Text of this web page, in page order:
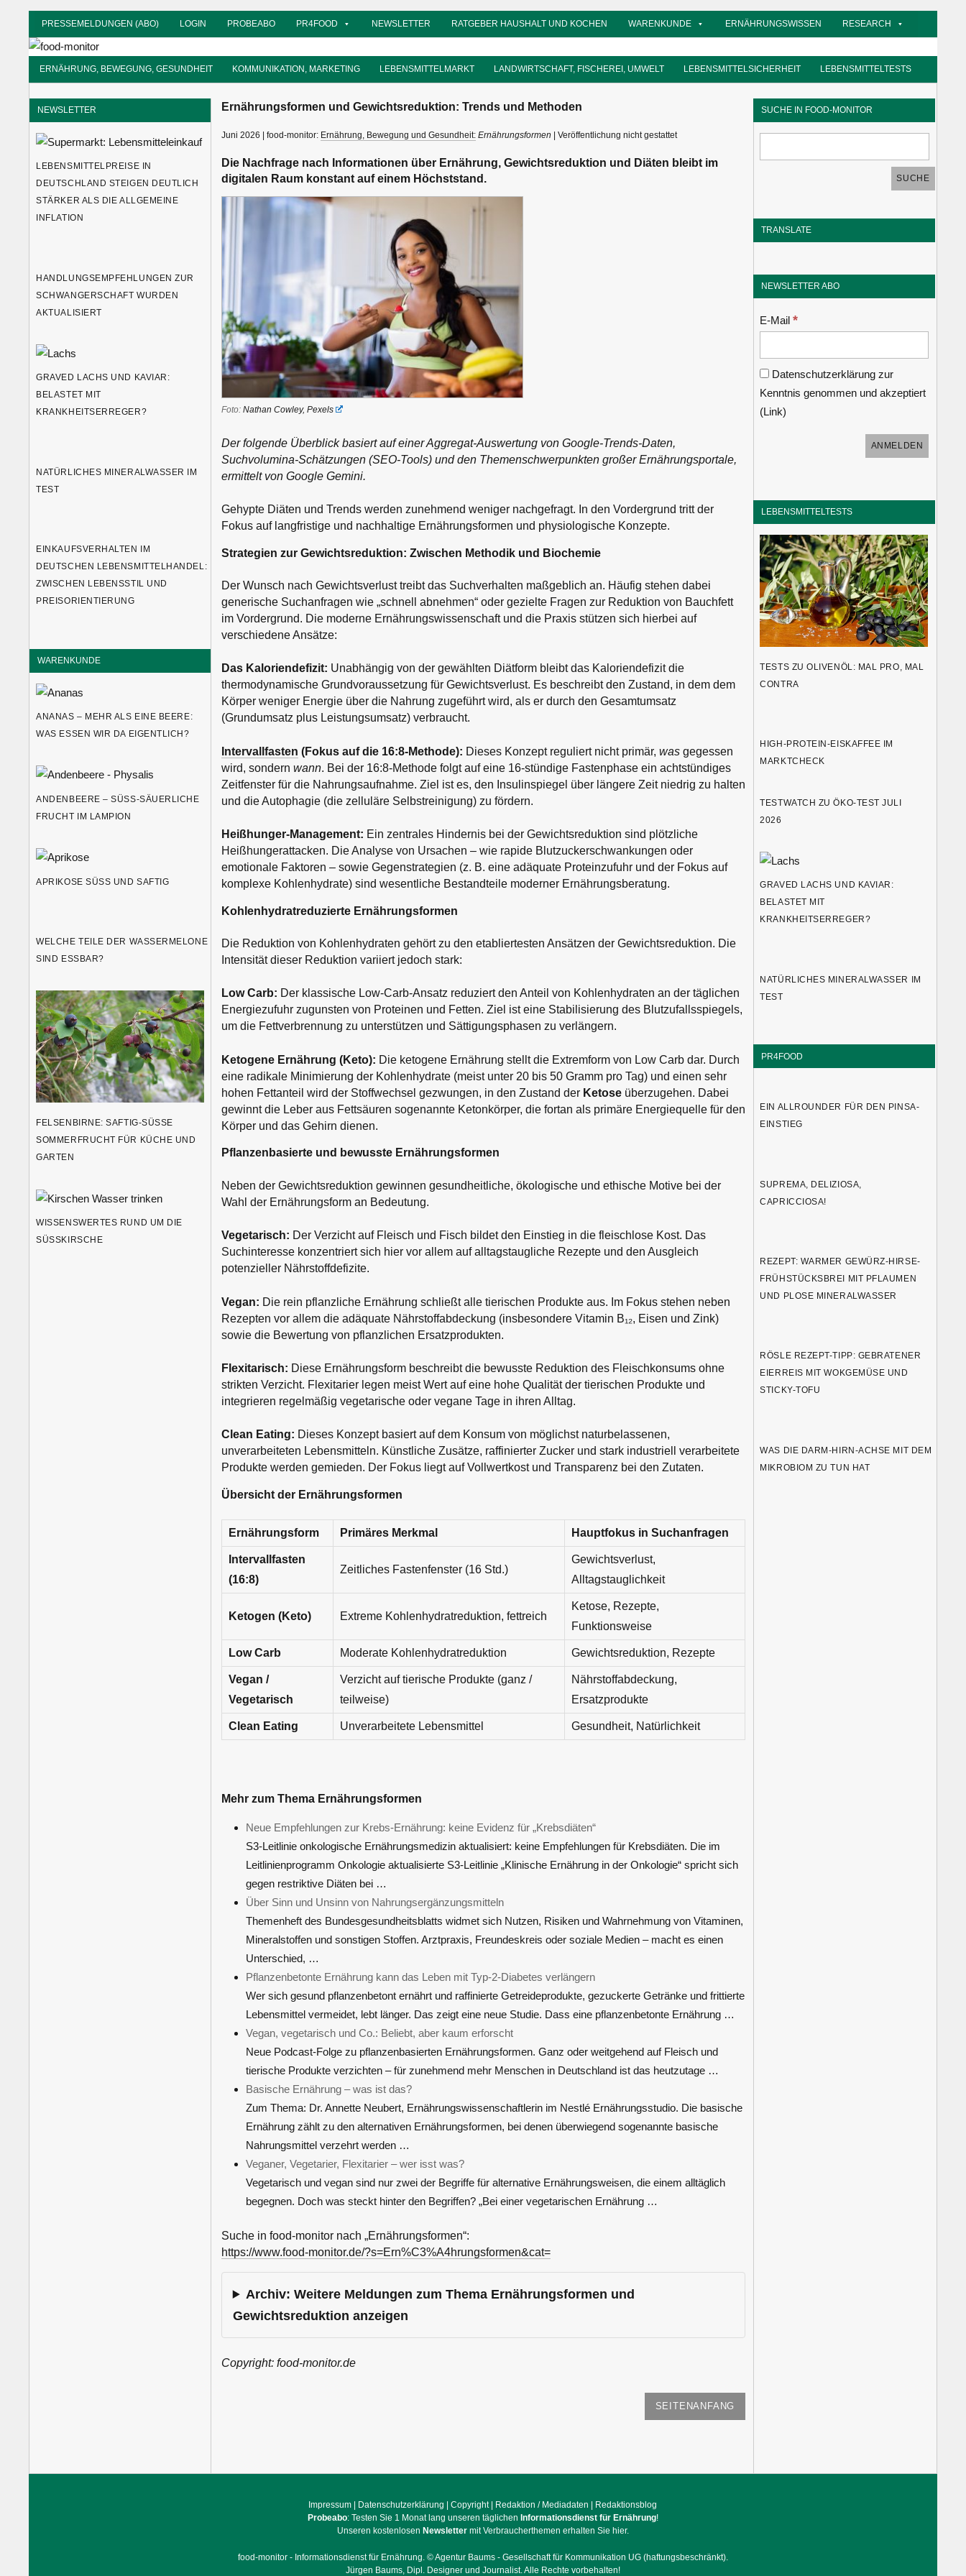
Zum
Inhalt
springen
PRESSEMELDUNGEN (ABO) LOGIN PROBEABO PR4FOOD NEWSLETTER RATGEBER HAUSHALT UND KOCHEN WARENKUNDE ERNÄHRUNGSWISSEN RESEARCH
Informationsdienst
ERNÄHRUNG, BEWEGUNG, GESUNDHEIT KOMMUNIKATION, MARKETING LEBENSMITTELMARKT LANDWIRTSCHAFT, FISCHEREI, UMWELT LEBENSMITTELSICHERHEIT LEBENSMITTELTESTS
Ernährungsformen und Gewichtsreduktion: Trends und Methoden
Juni 2026 | food-monitor: Ernährung, Bewegung und Gesundheit: Ernährungsformen | Veröffentlichung nicht gestattet
Die Nachfrage nach Informationen über Ernährung, Gewichtsreduktion und Diäten bleibt im
digitalen Raum konstant auf einem Höchststand.
Foto: Nathan Cowley, Pexels
Der folgende Überblick basiert auf einer Aggregat-Auswertung von Google-Trends-Daten,
Suchvolumina-Schätzungen (SEO-Tools) und den Themenschwerpunkten großer Ernährungsportale,
ermittelt von Google Gemini.
Gehypte Diäten und Trends werden zunehmend weniger nachgefragt. In den Vordergrund tritt der
Fokus auf langfristige und nachhaltige Ernährungsformen und physiologische Konzepte.
Strategien zur Gewichtsreduktion: Zwischen Methodik und Biochemie
Der Wunsch nach Gewichtsverlust treibt das Suchverhalten maßgeblich an. Häufig stehen dabei
generische Suchanfragen wie „schnell abnehmen“ oder gezielte Fragen zur Reduktion von Bauchfett
im Vordergrund. Die moderne Ernährungswissenschaft und die Praxis stützen sich hierbei auf
verschiedene Ansätze:
Das Kaloriendefizit: Unabhängig von der gewählten Diätform bleibt das Kaloriendefizit die
thermodynamische Grundvoraussetzung für Gewichtsverlust. Es beschreibt den Zustand, in dem dem
Körper weniger Energie über die Nahrung zugeführt wird, als er durch den Gesamtumsatz
(Grundumsatz plus Leistungsumsatz) verbraucht.
Intervallfasten (Fokus auf die 16:8-Methode): Dieses Konzept reguliert nicht primär, wasgegessen
wird, sondern wann. Bei der 16:8-Methode folgt auf eine 16-stündige Fastenphase ein achtstündiges
Zeitfenster für die Nahrungsaufnahme. Ziel ist es, den Insulinspiegel über längere Zeit niedrig zu halten
und die Autophagie (die zelluläre Selbstreinigung) zu fördern.
Heißhunger-Management: Ein zentrales Hindernis bei der Gewichtsreduktion sind plötzliche
Heißhungerattacken. Die Analyse von Ursachen – wie rapide Blutzuckerschwankungen oder
emotionale Faktoren – sowie Gegenstrategien (z. B. eine adäquate Proteinzufuhr und der Fokus auf
komplexe Kohlenhydrate) sind wesentliche Bestandteile moderner Ernährungsberatung.
Kohlenhydratreduzierte Ernährungsformen
Die Reduktion von Kohlenhydraten gehört zu den etabliertesten Ansätzen der Gewichtsreduktion. Die
Intensität dieser Reduktion variiert jedoch stark:
Low Carb: Der klassische Low-Carb-Ansatz reduziert den Anteil von Kohlenhydraten an der täglichen
Energiezufuhr zugunsten von Proteinen und Fetten. Ziel ist eine Stabilisierung des Blutzufallsspiegels,
um die Fettverbrennung zu unterstützen und Sättigungsphasen zu verlängern.
Ketogene Ernährung (Keto): Die ketogene Ernährung stellt die Extremform von Low Carb dar. Durch
eine radikale Minimierung der Kohlenhydrate (meist unter 20 bis 50 Gramm pro Tag) und einen sehr
hohen Fettanteil wird der Stoffwechsel gezwungen, in den Zustand der Ketoseüberzugehen. Dabei
gewinnt die Leber aus Fettsäuren sogenannte Ketonkörper, die fortan als primäre Energiequelle für den
Körper und das Gehirn dienen.
Pflanzenbasierte und bewusste Ernährungsformen
Neben der Gewichtsreduktion gewinnen gesundheitliche, ökologische und ethische Motive bei der
Wahl der Ernährungsform an Bedeutung.
Vegetarisch: Der Verzicht auf Fleisch und Fisch bildet den Einstieg in die fleischlose Kost. Das
Suchinteresse konzentriert sich hier vor allem auf alltagstaugliche Rezepte und den Ausgleich
potenzieller Nährstoffdefizite.
Vegan: Die rein pflanzliche Ernährung schließt alle tierischen Produkte aus. Im Fokus stehen neben
Rezepten vor allem die adäquate Nährstoffabdeckung (insbesondere Vitamin B₁₂, Eisen und Zink)
sowie die Bewertung von pflanzlichen Ersatzprodukten.
Flexitarisch: Diese Ernährungsform beschreibt die bewusste Reduktion des Fleischkonsums ohne
strikten Verzicht. Flexitarier legen meist Wert auf eine hohe Qualität der tierischen Produkte und
integrieren regelmäßig vegetarische oder vegane Tage in ihren Alltag.
Clean Eating: Dieses Konzept basiert auf dem Konsum von möglichst naturbelassenen,
unverarbeiteten Lebensmitteln. Künstliche Zusätze, raffinierter Zucker und stark industriell verarbeitete
Produkte werden gemieden. Der Fokus liegt auf Vollwertkost und Transparenz bei den Zutaten.
Übersicht der Ernährungsformen
Ernährungsform Primäres Merkmal Hauptfokus in Suchanfragen
Intervallfasten
(16:8)
Zeitliches Fastenfenster (16 Std.)
Gewichtsverlust,
Alltagstauglichkeit
Ketogen (Keto) Extreme Kohlenhydratreduktion, fettreich
Ketose, Rezepte,
Funktionsweise
Low Carb Moderate Kohlenhydratreduktion Gewichtsreduktion, Rezepte
Vegan /
Vegetarisch
Verzicht auf tierische Produkte (ganz /
teilweise)
Nährstoffabdeckung,
Ersatzprodukte
Clean Eating Unverarbeitete Lebensmittel Gesundheit, Natürlichkeit
Mehr zum Thema Ernährungsformen
Neue Empfehlungen zur Krebs-Ernährung: keine Evidenz für „Krebsdiäten“
S3-Leitlinie onkologische Ernährungsmedizin aktualisiert: keine Empfehlungen für Krebsdiäten. Die im
Leitlinienprogramm Onkologie aktualisierte S3-Leitlinie „Klinische Ernährung in der Onkologie“ spricht sich
gegen restriktive Diäten bei …
Über Sinn und Unsinn von Nahrungsergänzungsmitteln
Themenheft des Bundesgesundheitsblatts widmet sich Nutzen, Risiken und Wahrnehmung von Vitaminen,
Mineralstoffen und sonstigen Stoffen. Arztpraxis, Freundeskreis oder soziale Medien – macht es einen
Unterschied, …
Pflanzenbetonte Ernährung kann das Leben mit Typ-2-Diabetes verlängern
Wer sich gesund pflanzenbetont ernährt und raffinierte Getreideprodukte, gezuckerte Getränke und frittierte
Lebensmittel vermeidet, lebt länger. Das zeigt eine neue Studie. Dass eine pflanzenbetonte Ernährung …
Vegan, vegetarisch und Co.: Beliebt, aber kaum erforscht
Neue Podcast-Folge zu pflanzenbasierten Ernährungsformen. Ganz oder weitgehend auf Fleisch und
tierische Produkte verzichten – für zunehmend mehr Menschen in Deutschland ist das heutzutage …
Basische Ernährung – was ist das?
Zum Thema: Dr. Annette Neubert, Ernährungswissenschaftlerin im Nestlé Ernährungsstudio. Die basische
Ernährung zählt zu den alternativen Ernährungsformen, bei denen überwiegend sogenannte basische
Nahrungsmittel verzehrt werden …
Veganer, Vegetarier, Flexitarier – wer isst was?
Vegetarisch und vegan sind nur zwei der Begriffe für alternative Ernährungsweisen, die einem alltäglich
begegnen. Doch was steckt hinter den Begriffen? „Bei einer vegetarischen Ernährung …
Suche in food-monitor nach „Ernährungsformen“:
https://www.food-monitor.de/?s=Ern%C3%A4hrungsformen&cat=
Archiv: Weitere Meldungen zum Thema Ernährungsformen und
Gewichtsreduktion anzeigen
Copyright: food-monitor.de
SEITENANFANG
NEWSLETTER
LEBENSMITTELPREISE IN
DEUTSCHLAND STEIGEN DEUTLICH
STÄRKER ALS DIE ALLGEMEINE
INFLATION
HANDLUNGSEMPFEHLUNGEN ZUR
SCHWANGERSCHAFT WURDEN
AKTUALISIERT
GRAVED LACHS UND KAVIAR:
BELASTET MIT
KRANKHEITSERREGER?
NATÜRLICHES MINERALWASSER IM
TEST
EINKAUFSVERHALTEN IM
DEUTSCHEN LEBENSMITTELHANDEL:
ZWISCHEN LEBENSSTIL UND
PREISORIENTIERUNG
WARENKUNDE
ANANAS – MEHR ALS EINE BEERE:
WAS ESSEN WIR DA EIGENTLICH?
ANDENBEERE – SÜSS-SÄUERLICHE F
RUCHT IM LAMPION
APRIKOSE SÜSS UND SAFTIG
WELCHE TEILE DER WASSERMELONE
SIND ESSBAR?
FELSENBIRNE: SAFTIG-SÜSSE S
OMMERFRUCHT FÜR KÜCHE UND G
ARTEN
WISSENSWERTES RUND UM DIE
SÜSSKIRSCHE
SUCHE IN FOOD-MONITOR
TRANSLATE
NEWSLETTER ABO
E-Mail*
Datenschutzerklärung zur
Kenntnis genommen und akzeptiert
(Link)
LEBENSMITTELTESTS
TESTS ZU OLIVENÖL: MAL PRO, MAL
CONTRA
HIGH-PROTEIN-EISKAFFEE IM
MARKTCHECK
TESTWATCH ZU ÖKO-TEST JULI
2026
GRAVED LACHS UND KAVIAR:
BELASTET MIT
KRANKHEITSERREGER?
NATÜRLICHES MINERALWASSER IM
TEST
PR4FOOD
EIN ALLROUNDER FÜR DEN PINSA-
EINSTIEG
SUPREMA, DELIZIOSA,
CAPRICCIOSA!
REZEPT: WARMER GEWÜRZ-HIRSE-
FRÜHSTÜCKSBREI MIT PFLAUMEN
UND PLOSE MINERALWASSER
RÖSLE REZEPT-TIPP: GEBRATENER
EIERREIS MIT WOKGEMÜSE UND
STICKY-TOFU
WAS DIE DARM-HIRN-ACHSE MIT DEM
MIKROBIOM ZU TUN HAT
Impressum Datenschutzerklärung |Copyright| Redaktion / Mediadaten
Redaktionsblog
Probeabo: Testen Sie 1 Monat lang unseren täglichen Informationsdienst für Ernährung!
Unseren kostenlosen Newslettermit Verbraucherthemen erhalten Sie hier.
food-monitor - Informationsdienst für Ernährung. ©Agentur Baums - Gesellschaft für Kommunikation UG (haftungsbeschränkt).
Jürgen Baums, Dipl. Designer und Journalist.Alle Rechte vorbehalten!